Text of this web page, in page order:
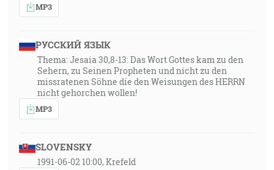
MP3
РУССКИЙ ЯЗЫК
Thema: Jesaia 30,8-13: Das Wort Gottes kam zu den
Sehern, zu Seinen Propheten und nicht zu den
missratenen Söhne die den Weisungen des HERRN
nicht gehorchen wollen!
MP3
SLOVENSKY
1991-06-02 10:00, Krefeld